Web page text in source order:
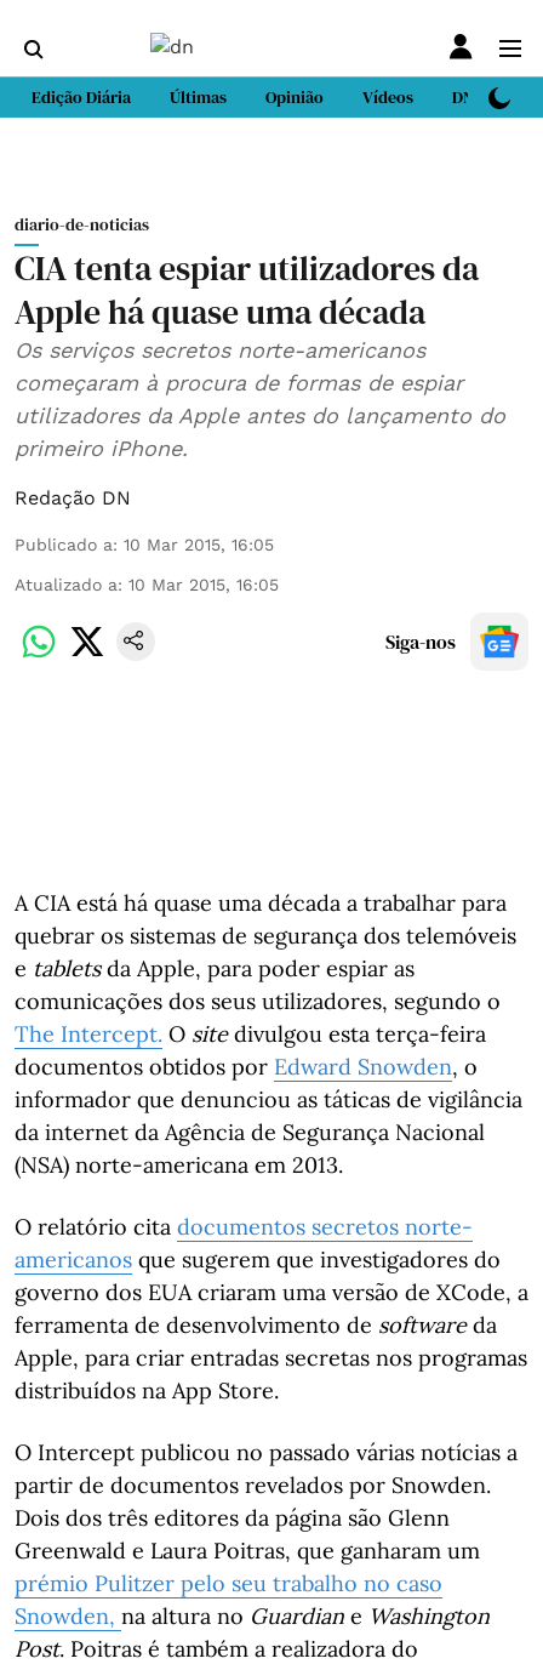
Edição Diária Últimas Opinião Vídeos DN Sport
diario-de-noticias
CIA tenta espiar utilizadores da
Apple há quase uma década
Os serviços secretos norte-americanos
começaram à procura de formas de espiar
utilizadores da Apple antes do lançamento do
primeiro iPhone.
Redação DN
Publicado a: 10 Mar 2015, 16:05
Atualizado a: 10 Mar 2015, 16:05
Siga-nos
A CIA está há quase uma década a trabalhar para
quebrar os sistemas de segurança dos telemóveis
e tabletsda Apple, para poder espiar as
comunicações dos seus utilizadores, segundo o
The Intercept. O sitedivulgou esta terça-feira
documentos obtidos por Edward Snowden, o
informador que denunciou as táticas de vigilância
da internet da Agência de Segurança Nacional
(NSA) norte-americana em 2013.
O relatório cita documentos secretos norte-
americanos que sugerem que investigadores do
governo dos EUA criaram uma versão de XCode, a
ferramenta de desenvolvimento de softwareda
Apple, para criar entradas secretas nos programas
distribuídos na App Store.
O Intercept publicou no passado várias notícias a
partir de documentos revelados por Snowden.
Dois dos três editores da página são Glenn
Greenwald e Laura Poitras, que ganharam um
prémio Pulitzer pelo seu trabalho no caso
Snowden, na altura no Guardian e Washington
Post. Poitras é também a realizadora do